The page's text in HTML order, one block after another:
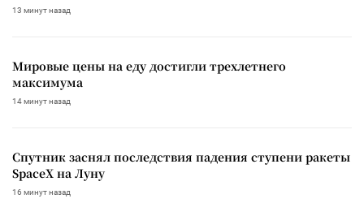
13 минут назад
Мировые цены на еду достигли трехлетнего
максимума
14 минут назад
Спутник заснял последствия падения ступени ракеты
SpaceX на Луну
16 минут назад